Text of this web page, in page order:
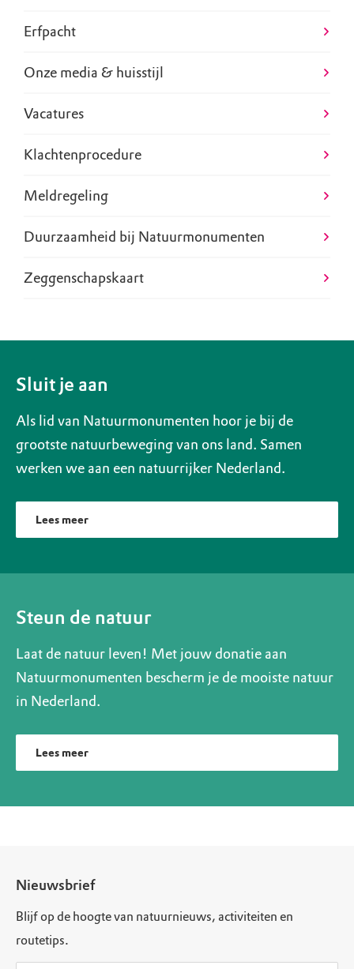
Erfpacht
Onze media & huisstijl
Vacatures
Klachtenprocedure
Meldregeling
Duurzaamheid bij Natuurmonumenten
Zeggenschapskaart
Sluit je aan
Als lid van Natuurmonumenten hoor je bij de
grootste natuurbeweging van ons land. Samen
werken we aan een natuurrijker Nederland.
Lees meer
Steun de natuur
Laat de natuur leven! Met jouw donatie aan
Natuurmonumenten bescherm je de mooiste natuur
in Nederland.
Lees meer
Nieuwsbrief
Blijf op de hoogte van natuurnieuws, activiteiten en
routetips.